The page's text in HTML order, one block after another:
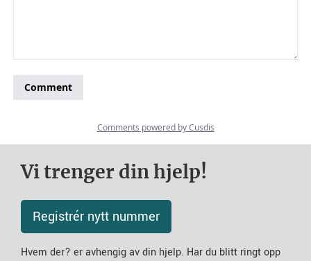
Vi trenger din hjelp!
Registrér nytt nummer
Hvem der? er avhengig av din hjelp. Har du blitt ringt opp